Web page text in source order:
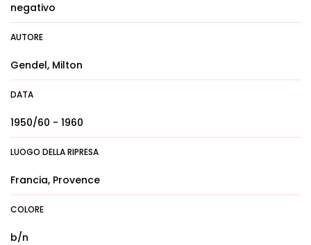
negativo
AUTORE
Gendel, Milton
DATA
1950/60 - 1960
LUOGO DELLA RIPRESA
Francia, Provence
COLORE
b/n